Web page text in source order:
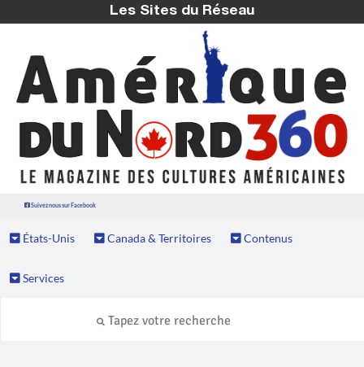
Les Sites du Réseau
Suivez nous sur Facebook
États-Unis Canada & Territoires Contenus
Services